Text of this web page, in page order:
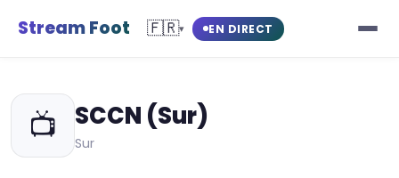
Stream Foot 🇫🇷▾ EN DIRECT
📺 SCCN (Sur)
Sur